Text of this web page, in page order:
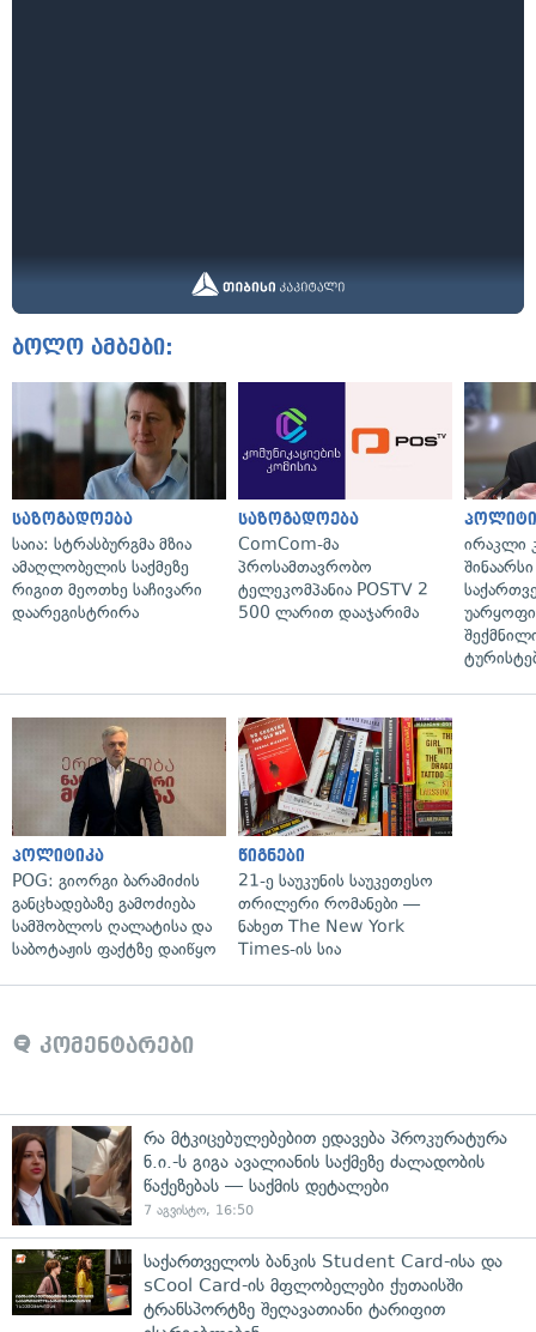
ბოლო ამბები:
საზოგადოება
საია: სტრასბურგმა მზია
ამაღლობელის საქმეზე
რიგით მეოთხე საჩივარი
დაარეგისტრირა
საზოგადოება
ComCom-მა
პროსამთავრობო
ტელეკომპანია POSTV 2
500 ლარით დააჯარიმა
ირაკლი
პოლიტიკა
POG: გიორგი ბარამიძის
განცხადებაზე გამოძიება
სამშობლოს ღალატისა და
საბოტაჟის ფაქტზე დაიწყო
წიგნები
21-ე საუკუნის საუკეთესო
თრილერი რომანები —
ნახეთ The New York
Times-ის სია
კომენტარები
რა მტკიცებულებებით ედავება პროკურატურა
ნ.ი.-ს გიგა ავალიანის საქმეზე ძალადობის
წაქეზებას — საქმის დეტალები
7 აგვისტო, 16:50
საქართველოს ბანკის Student Card-ისა და
sCool Card-ის მფლობელები ქუთაისში
ტრანსპორტზე შეღავათიანი ტარიფით